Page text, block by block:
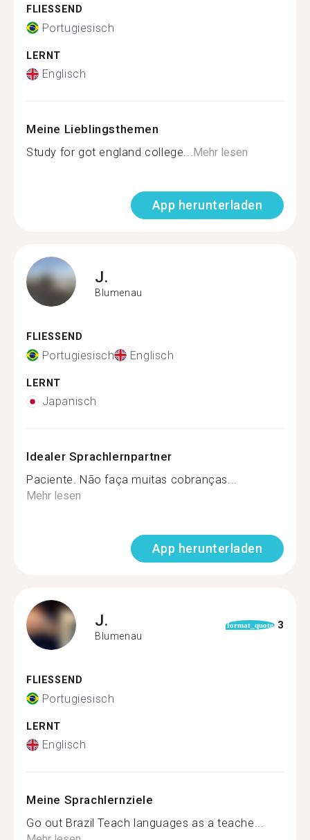
FLIESSEND
Portugiesisch
LERNT
Englisch
Meine Lieblingsthemen
Study for got england college...Mehr lesen
App herunterladen
J.
Blumenau
FLIESSEND
Portugiesisch Englisch
LERNT
Japanisch
Idealer Sprachlernpartner
Paciente. Não faça muitas cobranças...
Mehr lesen
App herunterladen
J.
Blumenau
format_quote 3
FLIESSEND
Portugiesisch
LERNT
Englisch
Meine Sprachlernziele
Go out Brazil Teach languages as a teache...